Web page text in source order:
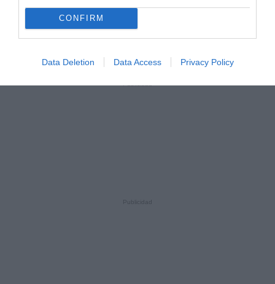
CONFIRM
Data Deletion Data Access Privacy Policy